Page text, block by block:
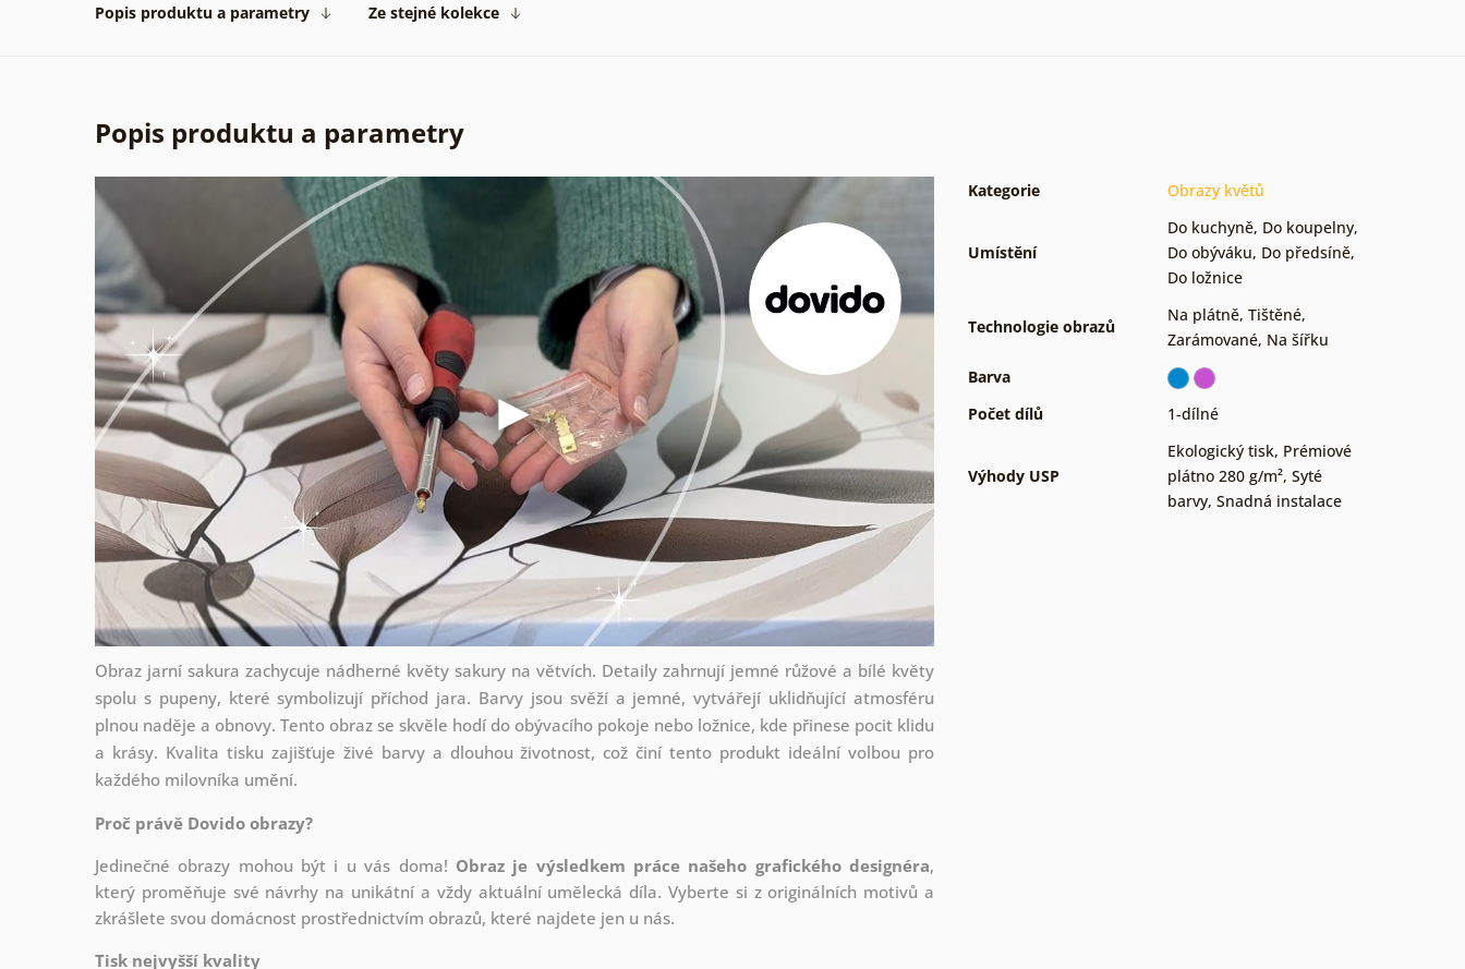
Popis produktu a parametry Ze stejné kolekce
Popis produktu a parametry
Obraz jarní sakura zachycuje nádherné květy sakury na větvích. Detaily zahrnují jemné růžové a bílé květy
spolu s pupeny, které symbolizují příchod jara. Barvy jsou svěží a jemné, vytvářejí uklidňující atmosféru
plnou naděje a obnovy. Tento obraz se skvěle hodí do obývacího pokoje nebo ložnice, kde přinese pocit klidu
a krásy. Kvalita tisku zajišťuje živé barvy a dlouhou životnost, což činí tento produkt ideální volbou pro
každého milovníka umění.
Proč právě Dovido obrazy?
Jedinečné obrazy mohou být i u vás doma! Obraz je výsledkem práce našeho grafického designéra,
který proměňuje své návrhy na unikátní a vždy aktuální umělecká díla. Vyberte si z originálních motivů a
zkrášlete svou domácnost prostřednictvím obrazů, které najdete jen u nás.
Tisk nejvyšší kvality
Kategorie Obrazy květů
Umístění
Do kuchyně, Do koupelny,
Do obýváku, Do předsíně,
Do ložnice
Technologie obrazů
Na plátně, Tištěné,
Zarámované, Na šířku
Barva
Počet dílů
1-dílné
Výhody USP
Ekologický tisk, Prémiové
plátno 280 g/m², Syté
barvy, Snadná instalace